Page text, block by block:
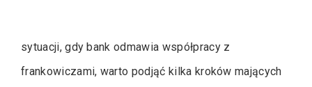
sytuacji, gdy bank odmawia współpracy z
frankowiczami, warto podjąć kilka kroków mających